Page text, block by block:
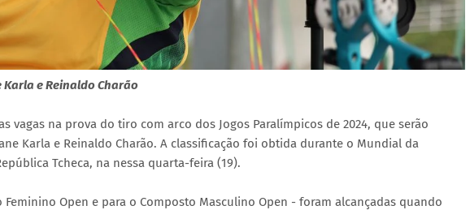
e Reinaldo Charão
vagas na prova do tiro com arco dos Jogos Paralímpicos de 2024, que serão
Karla e Reinaldo Charão. A classificação foi obtida durante o Mundial da
Tcheca, na nessa quarta-feira (19).
Open e para o Composto Masculino Open - foram alcançadas quando